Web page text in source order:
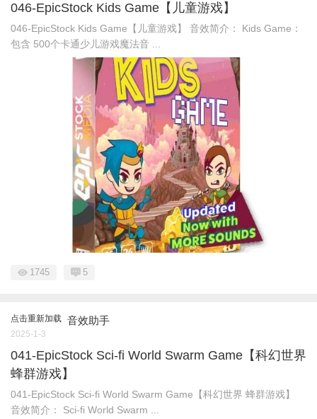
046-EpicStock Kids Game【儿童游戏】
046-EpicStock Kids Game【儿童游戏】 音效简介： Kids Game：
包含 500个卡通少儿游戏魔法音 ...
1745 5
点击重新加载 音效助手
2025-1-3
041-EpicStock Sci-fi World Swarm Game【科幻世界
蜂群游戏】
041-EpicStock Sci-fi World Swarm Game【科幻世界 蜂群游戏】
音效简介： Sci-fi World Swarm ...